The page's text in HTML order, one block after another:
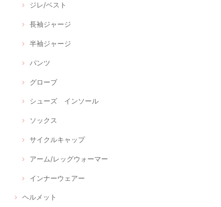
ジレ/ベスト
長袖ジャージ
半袖ジャージ
パンツ
グローブ
シューズ インソール
ソックス
サイクルキャップ
アーム/レッグウォーマー
インナーウェアー
ヘルメット